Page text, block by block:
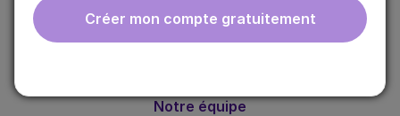
Créer mon compte gratuitement
Notre équipe